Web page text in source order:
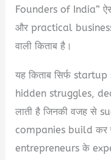
Founders of India”
और practical
वाली किताब है।
यह किताब सिर्फ
hidden struggles,
लाती है जिनकी वजह से
companies build कर
entrepreneurs के